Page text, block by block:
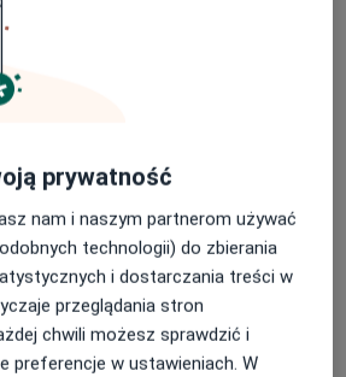
– pierwsza wizyta
- kolejna wizyta w domu
prywatność
nam i naszym partnerom używać
technologii) do zbierania
i dostarczania treści w
przeglądania stron
chwili możesz sprawdzić i
preferencje w ustawieniach. W